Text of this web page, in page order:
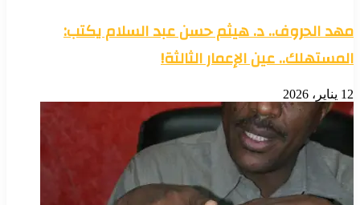
مهد الحروف.. د. هيثم حسن عبد السلام يكتب:
المستهلك.. عين الإعمار الثالثة!
12 يناير، 2026